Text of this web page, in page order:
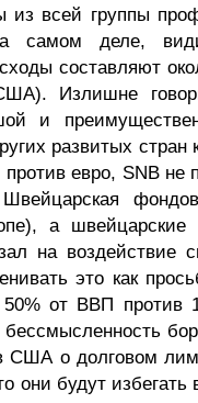
из всей группы
самом деле,
составляют
Излишне
и
развитых
евро, SNB не
Швейцарская
а
на воздействие
это как
50% от ВВП против
бессмысленность
США о долговом
они будут